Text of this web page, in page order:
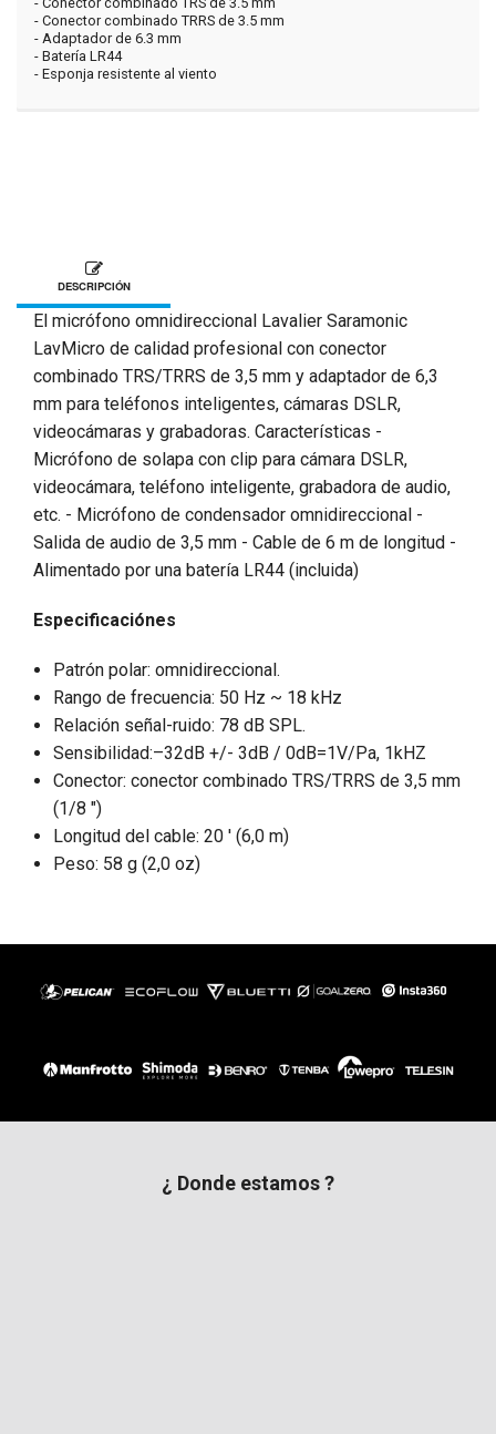
- Conector combinado TRRS de 3.5 mm
- Adaptador de 6.3 mm
- Batería LR44
- Esponja resistente al viento
DESCRIPCIÓN
El micrófono omnidireccional Lavalier Saramonic
LavMicro de calidad profesional con conector
combinado TRS/TRRS de 3,5 mm y adaptador de 6,3
mm para teléfonos inteligentes, cámaras DSLR,
videocámaras y grabadoras. Características -
Micrófono de solapa con clip para cámara DSLR,
videocámara, teléfono inteligente, grabadora de audio,
etc. - Micrófono de condensador omnidireccional -
Salida de audio de 3,5 mm - Cable de 6 m de longitud -
Alimentado por una batería LR44 (incluida)
Especificaciónes
Patrón polar: omnidireccional.
Rango de frecuencia: 50 Hz ~ 18 kHz
Relación señal-ruido: 78 dB SPL.
Sensibilidad:–32dB +/- 3dB / 0dB=1V/Pa, 1kHZ
Conector: conector combinado TRS/TRRS de 3,5 mm
(1/8 ″)
Longitud del cable: 20 ′ (6,0 m)
Peso: 58 g (2,0 oz)
¿ Donde estamos ?